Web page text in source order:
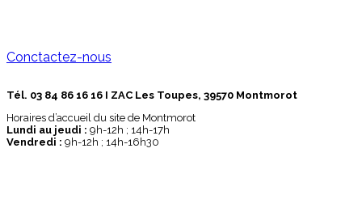
Conctactez-nous
Tél. 03 84 86 16 16 I ZAC Les Toupes, 39570 Montmorot
Horaires d’accueil du site de Montmorot
Lundi au jeudi : 9h-12h ; 14h-17h
Vendredi : 9h-12h ; 14h-16h30